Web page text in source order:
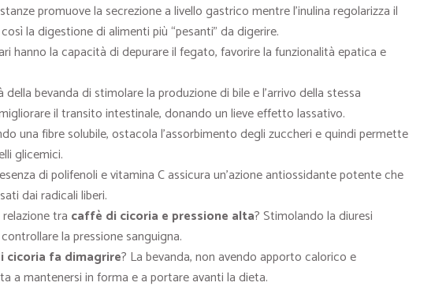
promuove la secrezione a livello gastrico mentre l’inulina regolarizza il
la digestione di alimenti più “pesanti” da digerire.
hanno la capacità di depurare il fegato, favorire la funzionalità epatica e
della bevanda di stimolare la produzione di bile e l’arrivo della stessa
il transito intestinale, donando un lieve effetto lassativo.
una fibre solubile, ostacola l’assorbimento degli zuccheri e quindi permette
glicemici.
di polifenoli e vitamina C assicura un’azione antiossidante potente che
dai radicali liberi.
tra caffè di cicoria e pressione alta? Stimolando la diuresi
la pressione sanguigna.
cicoria fa dimagrire? La bevanda, non avendo apporto calorico e
a mantenersi in forma e a portare avanti la dieta.